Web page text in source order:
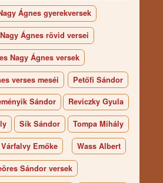
Ágnes gyerekversek
Ágnes rövid versei
Nagy Ágnes versek
verses meséi Petőfi Sándor
Sándor Reviczky Gyula
Sík Sándor Tompa Mihály
Várfalvy Emőke Wass Albert
Sándor versek